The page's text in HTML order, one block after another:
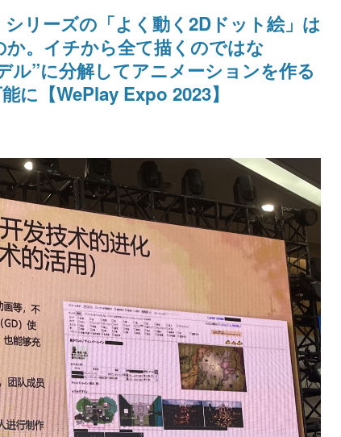
を交わ
む様子を切り取った新グ
ッズが展開
わいい
シリーズの「よく動く2Dドット絵」は
。イチから全て描くのではな
ル”に分解してアニメーションを作る
に【WePlay Expo 2023】